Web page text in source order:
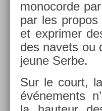
mono­cor­de
par les
et ex­prim­er
des navets ou
jeune Serbe.
Sur le court,
événe­ments